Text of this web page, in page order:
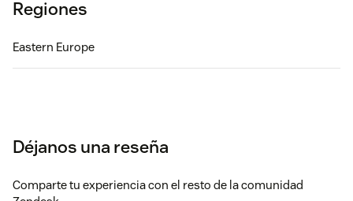
Regiones
Eastern Europe
Déjanos una reseña
Comparte tu experiencia con el resto de la comunidad